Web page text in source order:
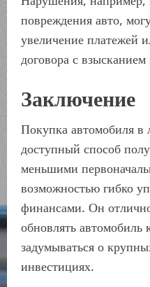
повреждения авто,
увеличение платежей
договора с взысканием
Заключение
Покупка автомобиля
доступный способ
меньшими
возможностью гибко
финансами. Он
обновлять автомобиль
задумываться о
инвестициях.